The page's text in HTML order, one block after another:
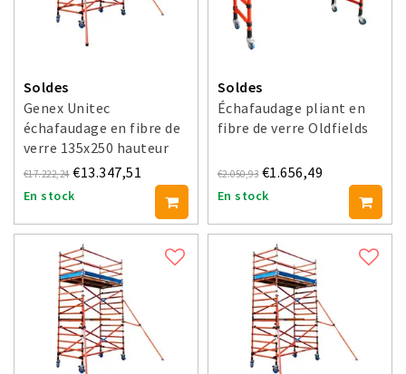
Soldes
Genex Unitec
échafaudage en fibre de
verre 135x250 hauteur
travail 8 m
€17.222,24 €13.347,51
En stock
Soldes
Échafaudage pliant en
fibre de verre Oldfields
€2.050,93 €1.656,49
En stock